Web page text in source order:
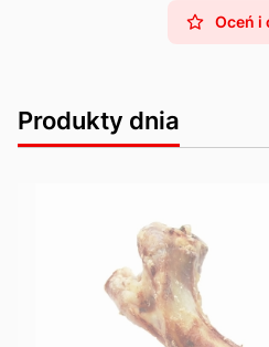
Oceń i
Produkty dnia